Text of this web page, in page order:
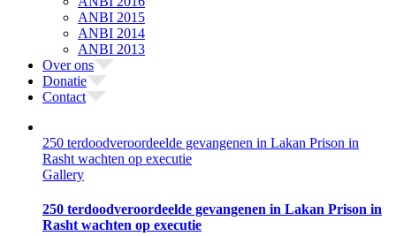
ANBI 2015
ANBI 2014
ANBI 2013
Over ons
Donatie
Contact
250 terdoodveroordeelde gevangenen in Lakan Prison in
Rasht wachten op executie
Gallery
250 terdoodveroordeelde gevangenen in Lakan Prison in
Rasht wachten op executie